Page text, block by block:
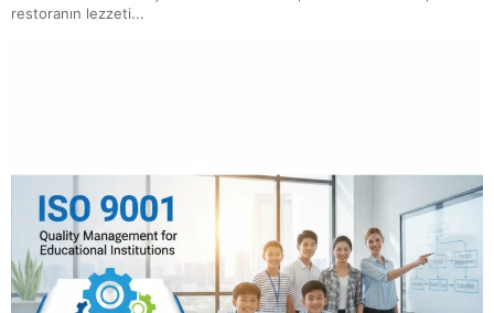
ISO 20000 Bilgi Teknolojileri Hizmet Yönetimi Sistemi
ISO 22716 Kozmetik GMP-İyi Üretim Uygulamaları
restoranın lezzeti...